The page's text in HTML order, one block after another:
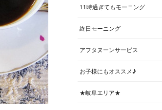
11時過ぎてもモーニング
終日モーニング
アフタヌーンサービス
お子様にもオススメ♪
★岐阜エリア★